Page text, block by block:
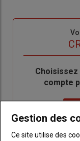
Body
compte
Lien
Gestion des
Ce site utilise des